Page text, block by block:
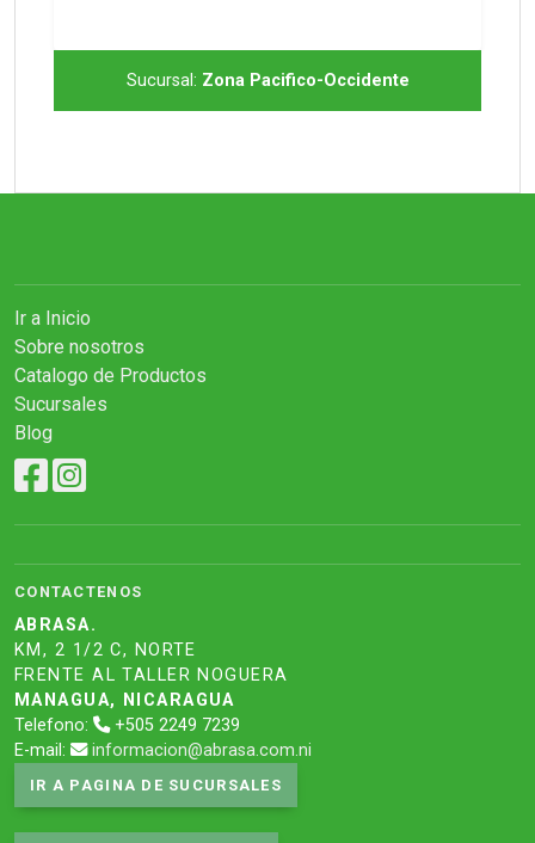
Sucursal: Zona Pacifico-Occidente
Ir a Inicio
Sobre nosotros
Catalogo de Productos
Sucursales
Blog
CONTACTENOS
ABRASA.
KM, 2 1/2 C, NORTE
FRENTE AL TALLER NOGUERA
MANAGUA, NICARAGUA
Telefono:
+505 2249 7239
E-mail:
informacion@abrasa.com.ni
IR A PAGINA DE SUCURSALES